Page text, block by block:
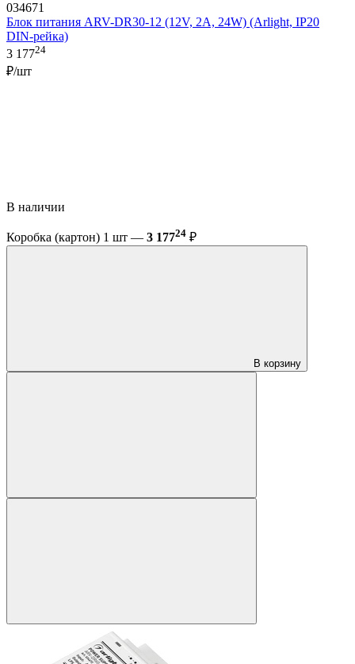
034671
Блок питания ARV-DR30-12 (12V, 2A, 24W) (Arlight, IP20
DIN-рейка)
3 17724
₽/шт
В наличии
Коробка (картон) 1 шт — 3 17724 ₽
В корзину